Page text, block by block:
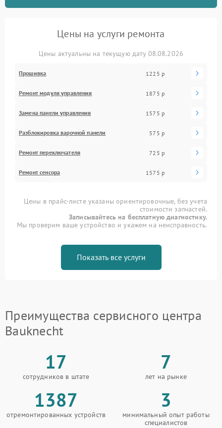
Цены на услуги ремонта
Цены актуальны на текущую дату 08.08.2026
Прошивка 1225 р
Ремонт модуля управления 1875 р
Замена панели управления 1575 р
Разблокировка варочной панели 575 р
Ремонт переключателя 725 р
Ремонт сенсора 1575 р
Цены в прайс-листе указаны ориентировочные, без учета
стоимости запчастей.
Записывайтесь на бесплатную диагностику.
Мы проверим ваше устройство и укажем на неисправность.
Показать все услуги
Преимущества сервисного центра
Bauknecht
17
сотрудников в штате
7
лет на рынке
1387
отремонтированных устройств
3
минимальный опыт работы
специалистов